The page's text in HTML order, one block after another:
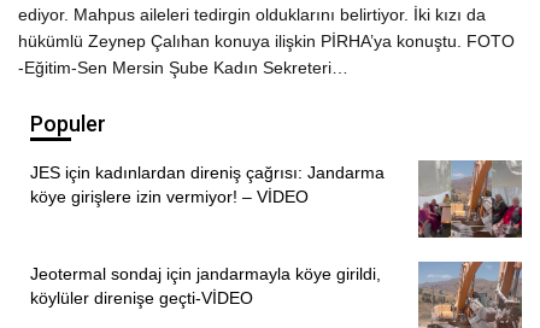
ediyor. Mahpus aileleri tedirgin olduklarını belirtiyor. İki kızı da
hükümlü Zeynep Çalıhan konuya ilişkin PİRHA’ya konuştu. FOTO
-Eğitim-Sen Mersin Şube Kadın Sekreteri…
Populer
JES için kadınlardan direniş çağrısı: Jandarma
köye girişlere izin vermiyor! – VİDEO
Jeotermal sondaj için jandarmayla köye girildi,
köylüler direnişe geçti-VİDEO